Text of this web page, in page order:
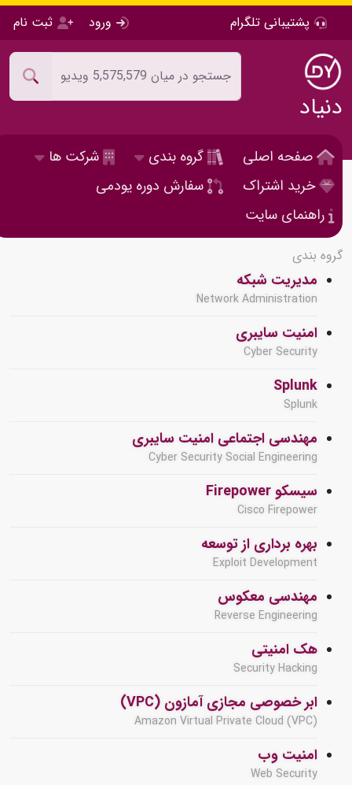
پشتیبانی تلگرام ورود ثبت نام
دنیاد
صفحه اصلی گروه بندی
شرکت ها
خرید اشتراک
سفارش دوره یودمی
راهنمای سایت
گروه بندی
مدیریت شبکه
Network Administration
امنیت سایبری
Cyber Security
Splunk
Splunk
مهندسی اجتماعی امنیت سایبری
Cyber Security Social Engineering
سیسکو Firepower
Cisco Firepower
بهره برداری از توسعه
Exploit Development
مهندسی معکوس
Reverse Engineering
هک امنیتی
Security Hacking
ابر خصوصی مجازی آمازون (VPC)
Amazon Virtual Private Cloud (VPC)
امنیت وب
Web Security